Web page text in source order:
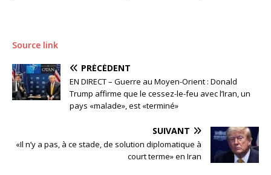
Source link
PRÉCÉDENT
EN DIRECT – Guerre au Moyen-Orient : Donald
Trump affirme que le cessez-le-feu avec l’Iran, un
pays «malade», est «terminé»
SUIVANT
«Il n’y a pas, à ce stade, de solution diplomatique à
court terme» en Iran